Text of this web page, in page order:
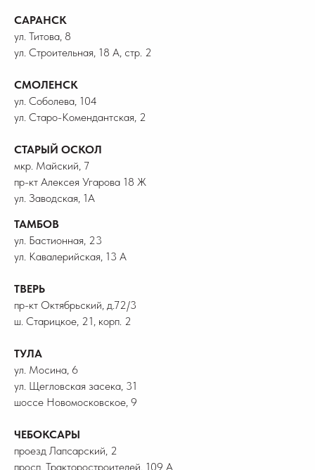
САРАНСК
ул. Титова, 8
ул. Строительная, 18 А, стр. 2
СМОЛЕНСК
ул. Соболева, 104
ул. Старо-Комендантская, 2
СТАРЫЙ ОСКОЛ
мкр. Майский, 7
пр-кт Алексея Угарова 18 Ж
ул. Заводская, 1А
ТАМБОВ
ул. Бастионная, 23
ул. Кавалерийская, 13 А
ТВЕРЬ
пр-кт Октябрьский, д.72/3
ш. Старицкое, 21, корп. 2
ТУЛА
ул. Мосина, 6
ул. Щегловская засека, 31
шоссе Новомосковское, 9
ЧЕБОКСАРЫ
проезд Лапсарский, 2
просп. Тракторостроителей, 109 А